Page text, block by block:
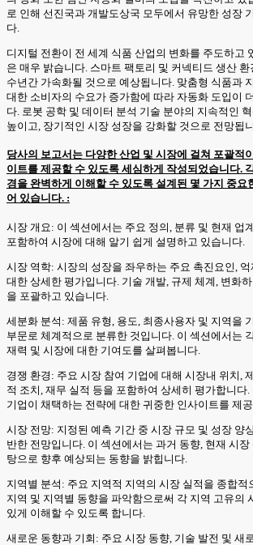
로 인해 선진국과 개발도상국 모두에서 유망한 성장
다.
디지털 전환이 전 세계 식품 산업의 변화를 주도하고
은 매우 밝습니다. 스마트 팩토리 및 커넥티드 생산
수년간 가속화될 것으로 예상됩니다. 맞춤형 식품과
대한 소비자의 수요가 증가함에 따라 자동화 도입이
다. 로봇 공학 및 데이터 분석 기술 분야의 지속적인
높이고, 장기적인 시장 성장을 강화할 것으로 전망됩
당사의 보고서는 다양한 산업 및 시장에 걸쳐 포괄적
이트를 제공할 수 있도록 세심하게 작성되었습니다.
경을 완벽하게 이해할 수 있도록 설계된 몇 가지 중요
어 있습니다. :
시장 개요: 이 섹션에서는 주요 정의, 분류 및 현재 업
포함하여 시장에 대해 알기 쉽게 설명하고 있습니다.
시장 역학: 시장의 성장을 좌우하는 주요 촉진요인,
대한 상세한 평가입니다. 기술 개발, 규제 체계, 변화
을 포괄하고 있습니다.
세분화 분석: 제품 유형, 용도, 최종사용자 및 지역을
부문로 체계적으로 분류한 것입니다. 이 섹션에서는
재력 및 시장에 대한 기여도를 살펴봅니다.
경쟁 환경: 주요 시장 참여 기업에 대해 시장내 위치,
적 조치, 재무 실적 등을 포함하여 상세히 평가합니다
기업이 채택하는 전략에 대한 귀중한 인사이트를 제
시장 전망: 지정된 예측 기간 중 시장 규모 및 성장 양
반한 전망입니다. 이 섹션에서는 과거 동향, 현재 시
탕으로 향후 예상되는 동향을 밝힙니다.
지역별 분석: 주요 지역적 지역의 시장 실적을 종합적
지역 및 지역별 동향을 파악함으로써 각 지역 고유의
있게 이해할 수 있도록 합니다.
새로운 동향과 기회: 주요 시장 동향, 기술 발전 및 새